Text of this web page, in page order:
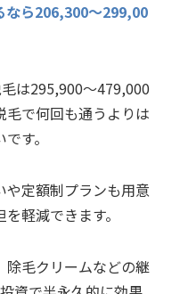
なら206,300〜299,00
は295,900〜479,000
毛で何回も通うよりは
す。
や定額制プランも用意
軽減できます。
除毛クリームなどの継